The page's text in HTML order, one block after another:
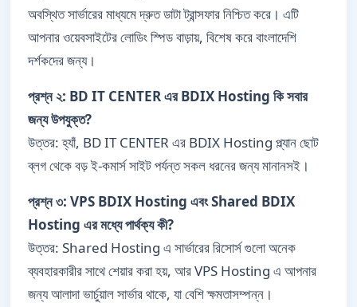
অবস্থিত সার্ভারের মাধ্যমে দ্রুত ডাটা ট্রান্সফার নিশ্চিত করে। এটি
আপনার ওয়েবসাইটের লোডিং স্পিড বাড়ায়, বিশেষ করে বাংলাদেশি
দর্শকদের জন্য।
প্রশ্ন ২: BD IT CENTER এর BDIX Hosting কি সবার
জন্য উপযুক্ত?
উত্তর: হ্যাঁ, BD IT CENTER এর BDIX Hosting প্ল্যান ছোট
ব্লগ থেকে বড় ই-কমার্স সাইট পর্যন্ত সকল ধরনের জন্য মানানসই।
প্রশ্ন ৩: VPS BDIX Hosting এবং Shared BDIX
Hosting এর মধ্যে পার্থক্য কী?
উত্তর: Shared Hosting এ সার্ভারের রিসোর্স গুলো অনেক
ব্যবহারকারীর সাথে শেয়ার করা হয়, আর VPS Hosting এ আপনার
জন্য আলাদা ভার্চুয়াল সার্ভার থাকে, যা বেশি ক্ষমতাসম্পন্ন।